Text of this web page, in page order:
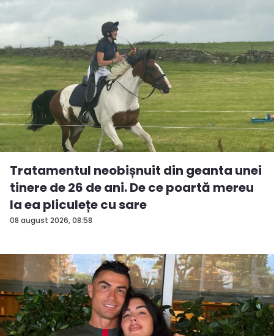
08 august 2026, 08:58
Tratamentul neobișnuit din geanta unei
tinere de 26 de ani. De ce poartă mereu
la ea pliculețe cu sare